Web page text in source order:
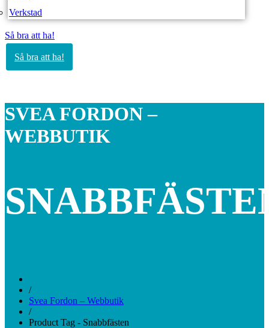
Verkstad
Så bra att ha!
Så bra att ha!
SVEA FORDON –
WEBBUTIK
/
Svea Fordon – Webbutik
/
Product Tag - Snabbfästen